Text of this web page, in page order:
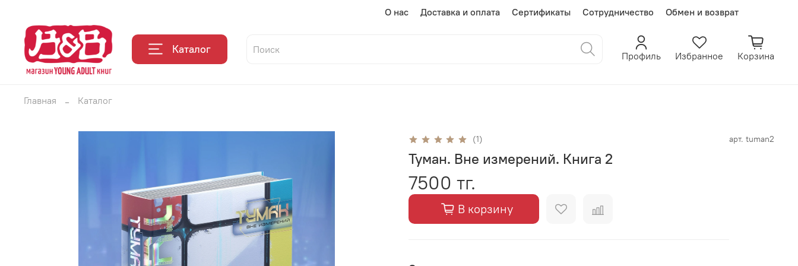
О нас Доставка и оплата Сертификаты Сотрудничество Обмен и возврат
Каталог Профиль Избранное Корзина
Главная Каталог
(1) арт. tuman2
Туман. Вне измерений. Книга 2
7500 тг.
В корзину